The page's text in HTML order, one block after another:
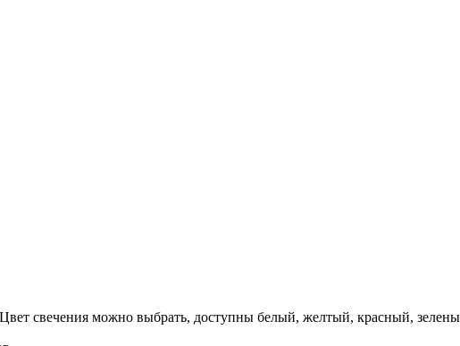
свечения можно выбрать, доступны белый, желтый, красный,